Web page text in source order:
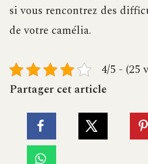
si vous rencontrez des
de votre camélia.
4/5 - (25
Partager cet article